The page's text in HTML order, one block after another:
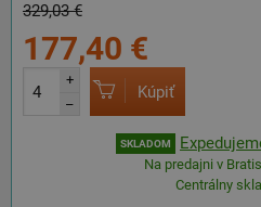
329,03 €
177,40 €
+
–
Kúpiť
SKLADOM
Na predajni v
Centrálny